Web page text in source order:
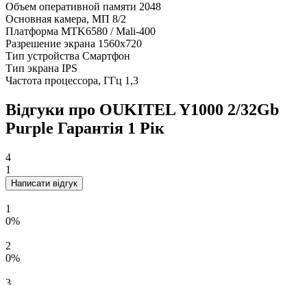
Объем оперативной памяти 2048
Основная камера, МП 8/2
Платформа MTK6580 / Mali-400
Разрешение экрана 1560x720
Тип устройства Смартфон
Тип экрана IPS
Частота процессора, ГГц 1,3
Відгуки про OUKITEL Y1000 2/32Gb
Purple Гарантія 1 Рік
4
1
Написати відгук
1
0%
2
0%
3